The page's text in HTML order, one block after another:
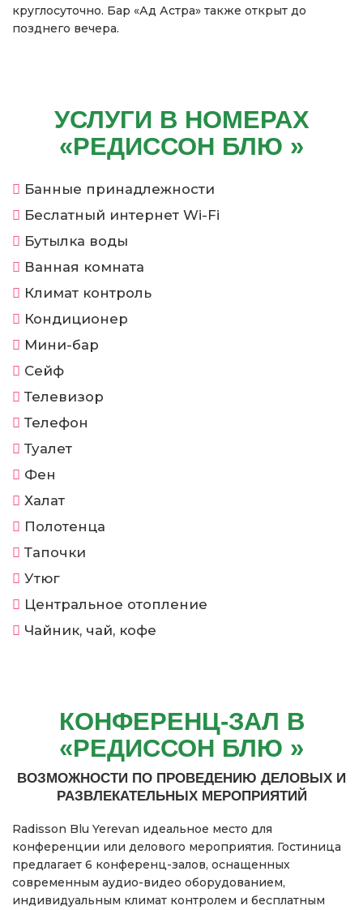
круглосуточно. Бар «Ад Астра» также открыт до
позднего вечера.
УСЛУГИ В НОМЕРАХ
«РЕДИССОН БЛЮ »
Банные принадлежности
Беслатный интернет Wi-Fi
Бутылка воды
Ванная комната
Климат контроль
Кондиционер
Мини-бар
Сейф
Телевизор
Телефон
Туалет
Фен
Халат
Полотенца
Тапочки
Утюг
Центральное отопление
Чайник, чай, кофе
КОНФЕРЕНЦ-ЗАЛ В
«РЕДИССОН БЛЮ »
ВОЗМОЖНОСТИ ПО ПРОВЕДЕНИЮ ДЕЛОВЫХ И
РАЗВЛЕКАТЕЛЬНЫХ МЕРОПРИЯТИЙ
Radisson Blu Yerevan идеальное место для
конференции или делового мероприятия. Гостиница
предлагает 6 конференц-залов, оснащенных
современным аудио-видео оборудованием,
индивидуальным климат контролем и бесплатным